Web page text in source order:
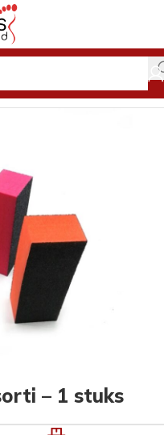
Vijlen
– 1 stuks